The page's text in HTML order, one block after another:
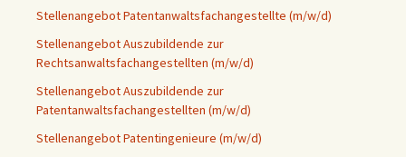
Stellenangebot Patentanwaltsfachangestellte (m/w/d)
Stellenangebot Auszubildende zur
Rechtsanwaltsfachangestellten (m/w/d)
Stellenangebot Auszubildende zur
Patentanwaltsfachangestellten (m/w/d)
Stellenangebot Patentingenieure (m/w/d)